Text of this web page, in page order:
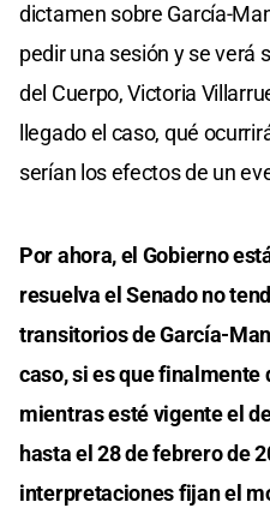
dictamen sobre García-
pedir una sesión y se verá
del Cuerpo, Victoria
llegado el caso, qué
serían los efectos de un
Por ahora, el Gobierno
resuelva el Senado no
transitorios de García-
caso, si es que
mientras esté vigente el
hasta el 28 de febrero de
interpretaciones fijan el